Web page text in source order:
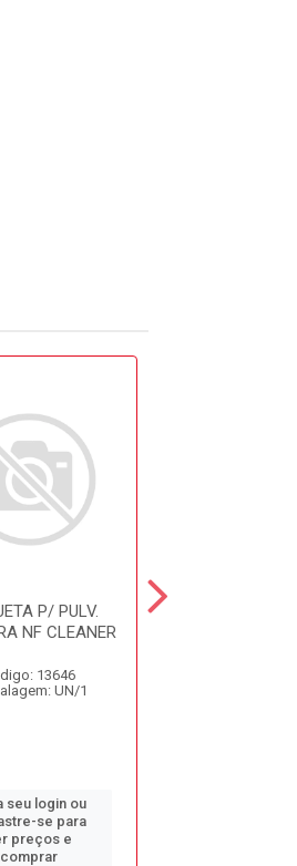
P/ PULV.
NF CLEANER
13646
UN/1
seu login ou
se para
preços e
comprar